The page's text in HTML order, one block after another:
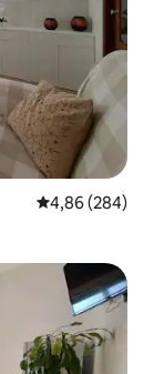
4,86 de uma
4,86 (284)